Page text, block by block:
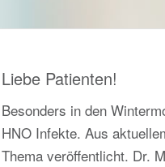
Liebe Patienten!
Besonders in den
HNO Infekte. Aus
Thema veröffentlicht. Dr.